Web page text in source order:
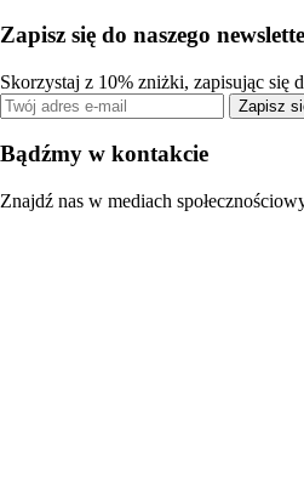
Zapisz się do naszego
Skorzystaj z 10% zniżki, zapisując się
Zapisz
Bądźmy w kontakcie
Znajdź nas w mediach